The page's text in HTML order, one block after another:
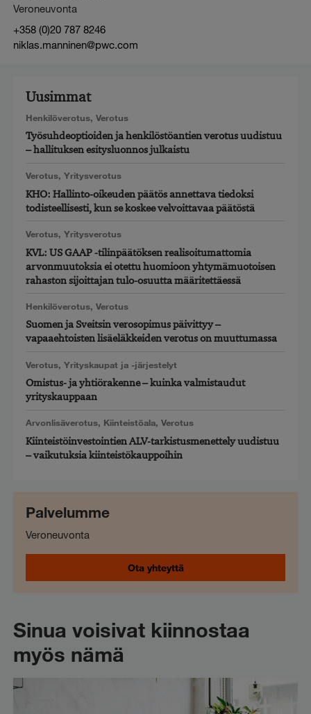
Veroneuvonta
+358 (0)20 787 8246
niklas.manninen@pwc.com
Uusimmat
Henkilöverotus, Verotus
Työsuhdeoptioiden ja henkilöstöantien verotus uudistuu
– hallituksen esitysluonnos julkaistu
Verotus, Yritysverotus
KHO: Hallinto-oikeuden päätös annettava tiedoksi
todisteellisesti, kun se koskee velvoittavaa päätöstä
Verotus, Yritysverotus
KVL: US GAAP -tilinpäätöksen realisoitumattomia
arvonmuutoksia ei otettu huomioon yhtymämuotoisen
rahaston sijoittajan tulo-osuutta määritettäessä
Henkilöverotus, Verotus
Suomen ja Sveitsin verosopimus päivittyy –
vapaaehtoisten lisäeläkkeiden verotus on muuttumassa
Verotus, Yrityskaupat ja -järjestelyt
Omistus- ja yhtiörakenne – kuinka valmistaudut
yrityskauppaan
Arvonlisäverotus, Kiinteistöala, Verotus
Kiinteistöinvestointien ALV-tarkistusmenettely uudistuu
– vaikutuksia kiinteistökauppoihin
Palvelumme
Veroneuvonta
Ota yhteyttä
Sinua voisivat kiinnostaa
myös nämä